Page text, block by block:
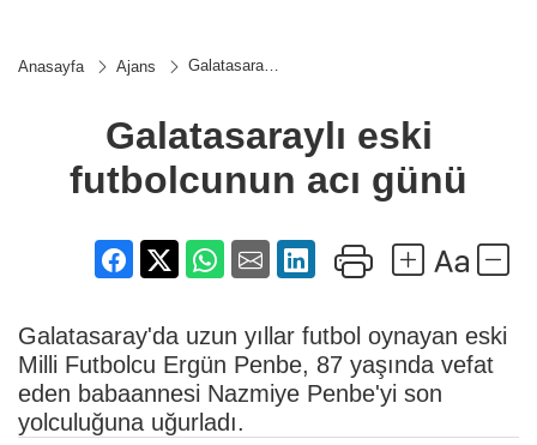
Anasayfa Ajans
Galatasaraylı
acı günü
Galatasaraylı eski
futbolcunun acı günü
Galatasaray'da uzun yıllar futbol oynayan eski
Milli Futbolcu Ergün Penbe, 87 yaşında vefat
eden babaannesi Nazmiye Penbe'yi son
yolculuğuna uğurladı.